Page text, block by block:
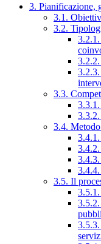
3. Pianificazione,
3.1.
3.2.
3.3.
3.4.
3.5. Il